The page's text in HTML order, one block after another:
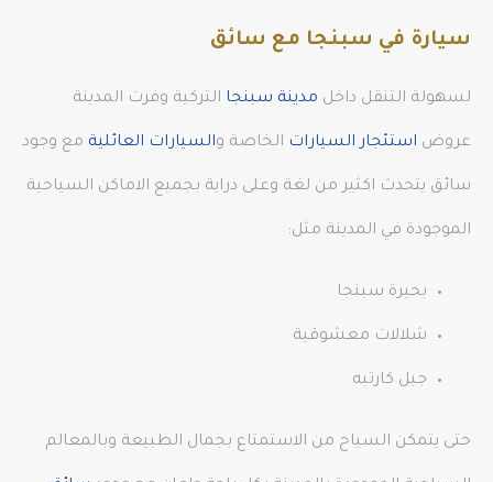
سيارة في سبنجا مع سائق
لسهولة التنقل داخل مدينة سبنجا التركية وفرت المدينة
عروض استئجار السيارات الخاصة والسيارات العائلية مع وجود
سائق يتحدث اكثير من لغة وعلى دراية بجميع الاماكن السياحية
الموجودة في المدينة مثل:
بحيرة سبنجا
شلالات معشوقية
جبل كارتبه
حتى يتمكن السياح من الاستمتاع بجمال الطبيعة وبالمعالم